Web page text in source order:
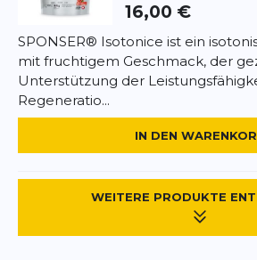
Allergenhinweise:
enthalten. Laktosefrei, glutenfrei.
16,00 €
SPONSER® Isotonice ist ein
mit fruchtigem Geschmack, der
Unterstützung der
Regeneratio...
IN DEN
WEITERE PRODUKTE